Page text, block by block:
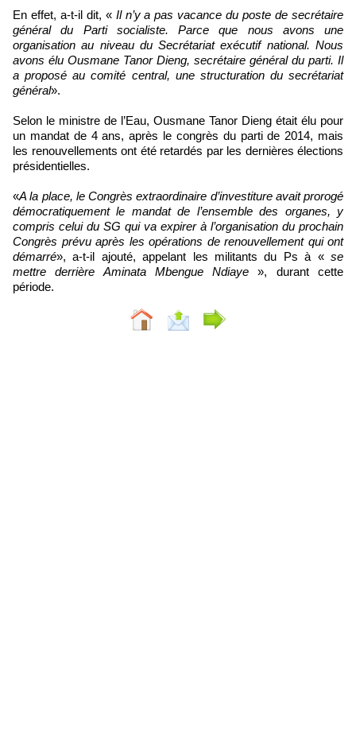
En effet, a-t-il dit, « Il n’y a pas vacance du poste de secrétaire
général du Parti socialiste. Parce que nous avons une
organisation au niveau du Secrétariat exécutif national. Nous
avons élu Ousmane Tanor Dieng, secrétaire général du parti. Il
a proposé au comité central, une structuration du secrétariat
général».
Selon le ministre de l’Eau, Ousmane Tanor Dieng était élu pour
un mandat de 4 ans, après le congrès du parti de 2014, mais
les renouvellements ont été retardés par les dernières élections
présidentielles.
«A la place, le Congrès extraordinaire d’investiture avait prorogé
démocratiquement le mandat de l’ensemble des organes, y
compris celui du SG qui va expirer à l’organisation du prochain
Congrès prévu après les opérations de renouvellement qui ont
démarré», a-t-il ajouté, appelant les militants du Ps à « se
mettre derrière Aminata Mbengue Ndiaye», durant cette
période.